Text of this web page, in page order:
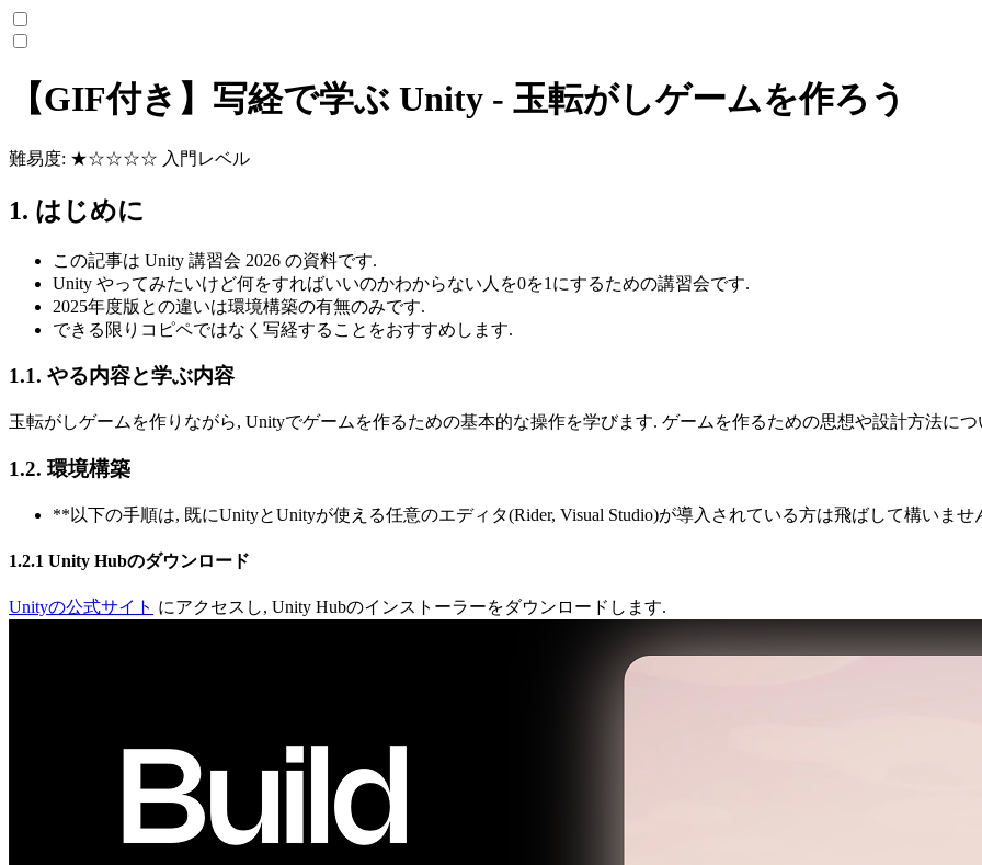
【GIF付き】写経で学ぶ Unity - 玉転がしゲームを作ろう
難易度: ★☆☆☆☆ 入門レベル
1. はじめに
この記事は Unity 講習会 2026 の資料です.
Unity やってみたいけど何をすればいいのかわからない人を0を1にするための講習会です.
2025年度版との違いは環境構築の有無のみです.
できる限りコピペではなく写経することをおすすめします.
1.1. やる内容と学ぶ内容
玉転がしゲームを作りながら, Unityでゲームを作るための基本的な操作を学びます. ゲームを作るための思想や設計方法に
1.2. 環境構築
**以下の手順は, 既にUnityとUnityが使える任意のエディタ(Rider, Visual Studio)が導入されている方は飛ばして構いませ
1.2.1 Unity Hubのダウンロード
Unityの公式サイト にアクセスし, Unity Hubのインストーラーをダウンロードします.